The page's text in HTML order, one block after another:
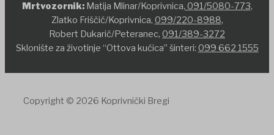
Mrtvozornik:Matija Mlinar/Koprivnica, 091/5080-773,
Zlatko Friščić/Koprivnica, 099/220-8988,
Robert Dukarić/Peteranec, 091/389-3272
Sklonište za životinje “Ottova kućica” šinteri: 099 662 1555
Copyright © 2026 Koprivnički Bregi